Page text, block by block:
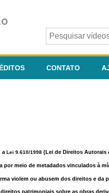
CONTATO
a Lei 9.610/1998 (Lei de Direitos Autorais
meio de metadados vinculados à
violem ou abusem dos direitos e da
patrimoniais sobre as obras